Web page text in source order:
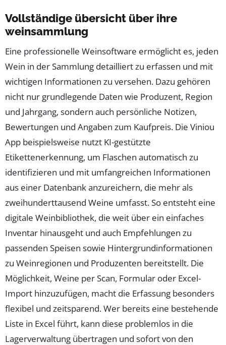
Vollständige übersicht über ihre
weinsammlung
Eine professionelle Weinsoftware ermöglicht es, jeden
Wein in der Sammlung detailliert zu erfassen und mit
wichtigen Informationen zu versehen. Dazu gehören
nicht nur grundlegende Daten wie Produzent, Region
und Jahrgang, sondern auch persönliche Notizen,
Bewertungen und Angaben zum Kaufpreis. Die Viniou
App beispielsweise nutzt KI-gestützte
Etikettenerkennung, um Flaschen automatisch zu
identifizieren und mit umfangreichen Informationen
aus einer Datenbank anzureichern, die mehr als
zweihunderttausend Weine umfasst. So entsteht eine
digitale Weinbibliothek, die weit über ein einfaches
Inventar hinausgeht und auch Empfehlungen zu
passenden Speisen sowie Hintergrundinformationen
zu Weinregionen und Produzenten bereitstellt. Die
Möglichkeit, Weine per Scan, Formular oder Excel-
Import hinzuzufügen, macht die Erfassung besonders
flexibel und zeitsparend. Wer bereits eine bestehende
Liste in Excel führt, kann diese problemlos in die
Lagerverwaltung übertragen und sofort von den